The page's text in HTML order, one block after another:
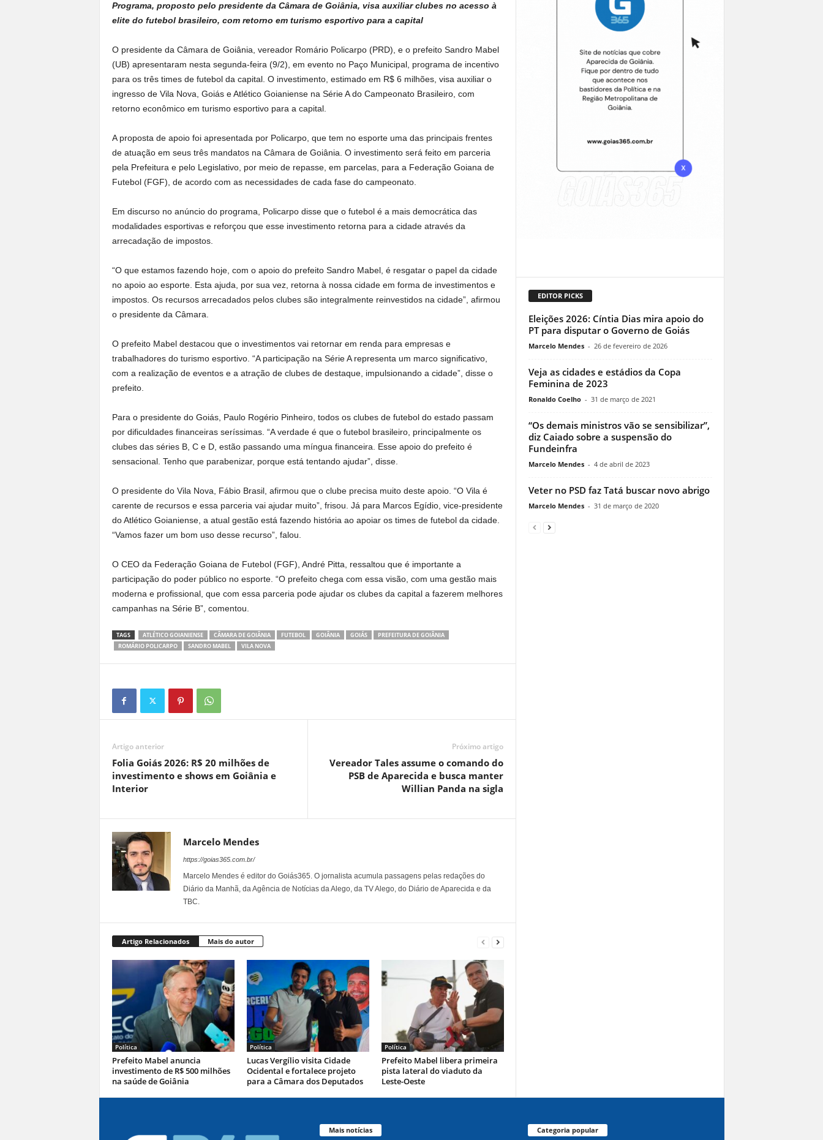
Programa, proposto pelo presidente da Câmara de Goiânia, visa auxiliar clubes no acesso à
elite do futebol brasileiro, com retorno em turismo esportivo para a capital
O presidente da Câmara de Goiânia, vereador Romário Policarpo (PRD), e o prefeito Sandro Mabel
(UB) apresentaram nesta segunda-feira (9/2), em evento no Paço Municipal, programa de incentivo
para os três times de futebol da capital. O investimento, estimado em R$ 6 milhões, visa auxiliar o
ingresso de Vila Nova, Goiás e Atlético Goianiense na Série A do Campeonato Brasileiro, com
retorno econômico em turismo esportivo para a capital.
A proposta de apoio foi apresentada por Policarpo, que tem no esporte uma das principais frentes
de atuação em seus três mandatos na Câmara de Goiânia. O investimento será feito em parceria
pela Prefeitura e pelo Legislativo, por meio de repasse, em parcelas, para a Federação Goiana de
Futebol (FGF), de acordo com as necessidades de cada fase do campeonato.
Em discurso no anúncio do programa, Policarpo disse que o futebol é a mais democrática das
modalidades esportivas e reforçou que esse investimento retorna para a cidade através da
arrecadação de impostos.
“O que estamos fazendo hoje, com o apoio do prefeito Sandro Mabel, é resgatar o papel da cidade
no apoio ao esporte. Esta ajuda, por sua vez, retorna à nossa cidade em forma de investimentos e
impostos. Os recursos arrecadados pelos clubes são integralmente reinvestidos na cidade”, afirmou
o presidente da Câmara.
O prefeito Mabel destacou que o investimentos vai retornar em renda para empresas e
trabalhadores do turismo esportivo. “A participação na Série A representa um marco significativo,
com a realização de eventos e a atração de clubes de destaque, impulsionando a cidade”, disse o
prefeito.
Para o presidente do Goiás, Paulo Rogério Pinheiro, todos os clubes de futebol do estado passam
por dificuldades financeiras seríssimas. “A verdade é que o futebol brasileiro, principalmente os
clubes das séries B, C e D, estão passando uma míngua financeira. Esse apoio do prefeito é
sensacional. Tenho que parabenizar, porque está tentando ajudar”, disse.
O presidente do Vila Nova, Fábio Brasil, afirmou que o clube precisa muito deste apoio. “O Vila é
carente de recursos e essa parceria vai ajudar muito”, frisou. Já para Marcos Egídio, vice-presidente
do Atlético Goianiense, a atual gestão está fazendo história ao apoiar os times de futebol da cidade.
“Vamos fazer um bom uso desse recurso”, falou.
O CEO da Federação Goiana de Futebol (FGF), André Pitta, ressaltou que é importante a
participação do poder público no esporte. “O prefeito chega com essa visão, com uma gestão mais
moderna e profissional, que com essa parceria pode ajudar os clubes da capital a fazerem melhores
campanhas na Série B”, comentou.
TAGS ATLÉTICO GOIANIENSE CÂMARA DE GOIÂNIA FUTEBOL GOIÂNIA GOIÁS
PREFEITURA DE GOIÂNIA
ROMÁRIO POLICARPO
SANDRO MABEL VILA NOVA
Artigo anterior
Folia Goiás 2026: R$ 20 milhões de
investimento e shows em Goiânia e
Interior
Próximo artigo
Vereador Tales assume o comando do
PSB de Aparecida e busca manter
Willian Panda na sigla
Marcelo Mendes
https://goias365.com.br/
Marcelo Mendes é editor do Goiás365. O jornalista acumula passagens pelas redações do
Diário da Manhã, da Agência de Notícias da Alego, da TV Alego, do Diário de Aparecida e da
TBC.
Artigo Relacionados Mais do autor
Política
Prefeito Mabel anuncia
investimento de R$ 500 milhões
na saúde de Goiânia
Política
Lucas Vergílio visita Cidade
Ocidental e fortalece projeto
para a Câmara dos Deputados
Política
Prefeito Mabel libera primeira
pista lateral do viaduto da
Leste-Oeste
EDITOR PICKS
Eleições 2026: Cíntia Dias mira apoio do
PT para disputar o Governo de Goiás
Marcelo Mendes - 26 de fevereiro de 2026
Veja as cidades e estádios da Copa
Feminina de 2023
Ronaldo Coelho - 31 de março de 2021
“Os demais ministros vão se sensibilizar”,
diz Caiado sobre a suspensão do
Fundeinfra
Marcelo Mendes - 4 de abril de 2023
Veter no PSD faz Tatá buscar novo abrigo
Marcelo Mendes - 31 de março de 2020
Mais notícias Categoria popular